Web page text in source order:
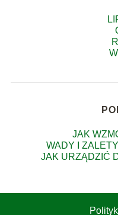
JAK
WADY I
JAK URZĄDZIĆ